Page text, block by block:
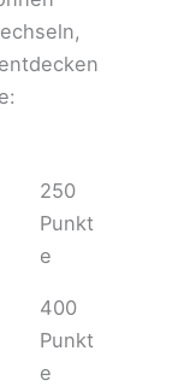
250
Punkt
e
400
Punkt
e